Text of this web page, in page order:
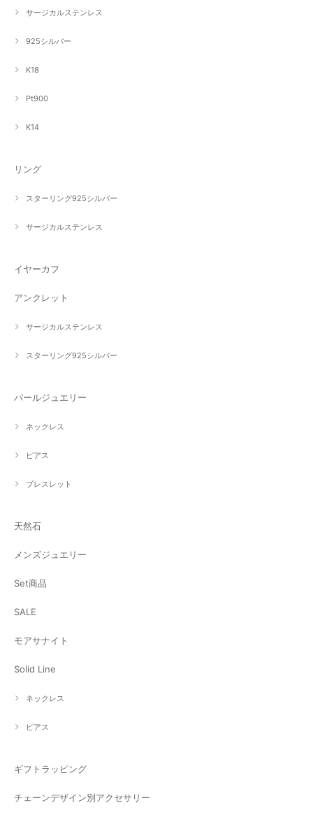
サージカルステンレス
925シルバー
K18
Pt900
K14
リング
スターリング925シルバー
サージカルステンレス
イヤーカフ
アンクレット
サージカルステンレス
スターリング925シルバー
パールジュエリー
ネックレス
ピアス
ブレスレット
天然石
メンズジュエリー
Set商品
SALE
モアサナイト
Solid Line
ネックレス
ピアス
ギフトラッピング
チェーンデザイン別アクセサリー